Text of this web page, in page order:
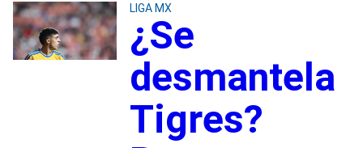
LIGA MX
¿Se
desmantela
Tigres?